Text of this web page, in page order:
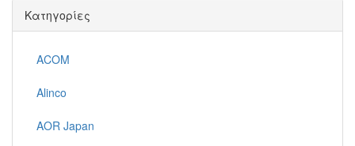
Κατηγορίες
ACOM
Alinco
AOR Japan